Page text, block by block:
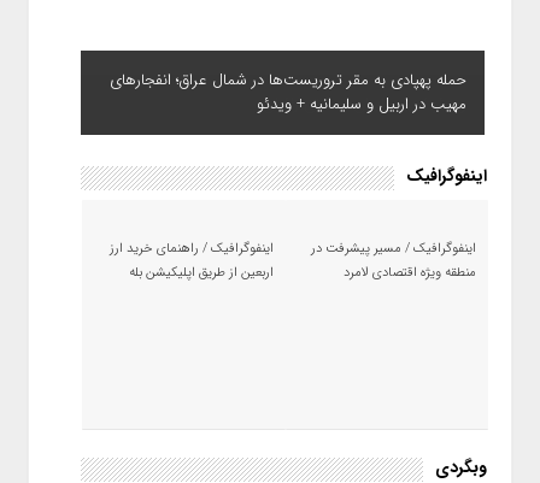
حمله پهپادی به مقر تروریست‌ها در شمال عراق؛ انفجارهای
مهیب در اربیل و سلیمانیه + ویدئو
اینفوگرافیک
اینفوگرافیک / مسیر پیشرفت در
منطقه ویژه اقتصادی لامرد
اینفوگرافیک / راهنمای خرید ارز
اربعین از طریق اپلیکیشن بله
وبگردی